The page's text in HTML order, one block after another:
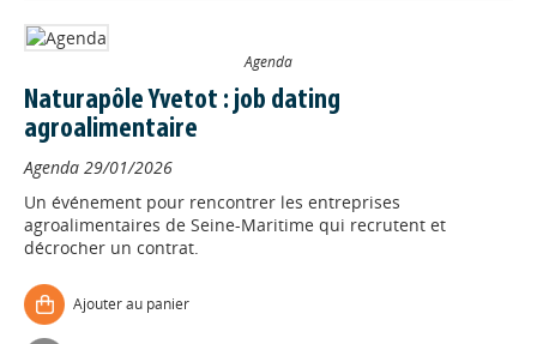
Agenda
Naturapôle Yvetot : job dating
agroalimentaire
Agenda 29/01/2026
Un événement pour rencontrer les entreprises
agroalimentaires de Seine-Maritime qui recrutent et
décrocher un contrat.
Ajouter au panier